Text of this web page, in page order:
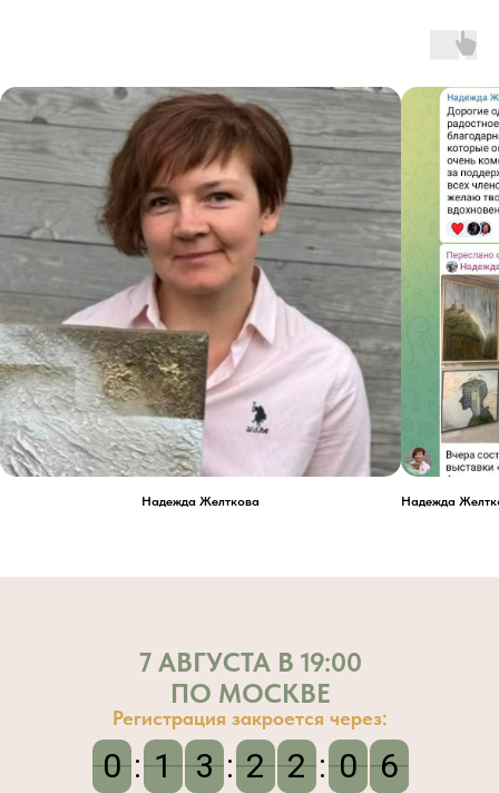
Надежда Желткова Надежда
0
0 : 1
1 3
3 : 2
2 2
2 : 1
0
0
1 5
4
4
5
Регистрация закроется через:
7 АВГУСТА В 19:00
ПО МОСКВЕ